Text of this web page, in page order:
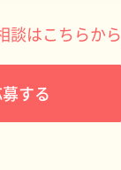
談はこちらから
する